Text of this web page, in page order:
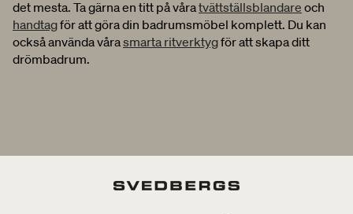
det mesta. Ta gärna en titt på våratvättställsblandare och
handtagför att göra din badrumsmöbel komplett. Du kan
också använda vårasmarta ritverktygför att skapa ditt
drömbadrum.